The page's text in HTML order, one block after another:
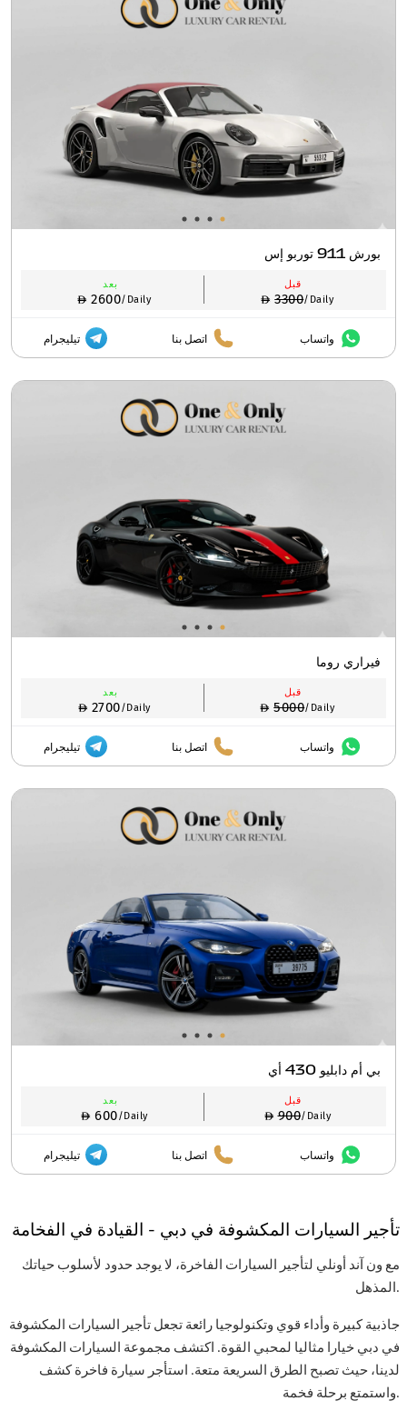
بورش 911 توربو إس
قبل
3300/Daily
بعد
2600/Daily
واتساب اتصل بنا تيليجرام
فيراري روما
قبل
5000/Daily
بعد
2700/Daily
واتساب اتصل بنا تيليجرام
بي أم دابليو 430 أي
قبل
900/Daily
بعد
600/Daily
واتساب اتصل بنا تيليجرام
تأجير السيارات المكشوفة في دبي - القيادة في الفخامة
مع ون آند أونلي لتأجير السيارات الفاخرة، لا يوجد حدود لأسلوب حياتك
المذهل.
جاذبية كبيرة وأداء قوي وتكنولوجيا رائعة تجعل تأجير السيارات المكشوفة
في دبي خيارا مثاليا لمحبي القوة. اكتشف مجموعة السيارات المكشوفة
لدينا، حيث تصبح الطرق السريعة متعة. استأجر سيارة فاخرة كشف
واستمتع برحلة فخمة.